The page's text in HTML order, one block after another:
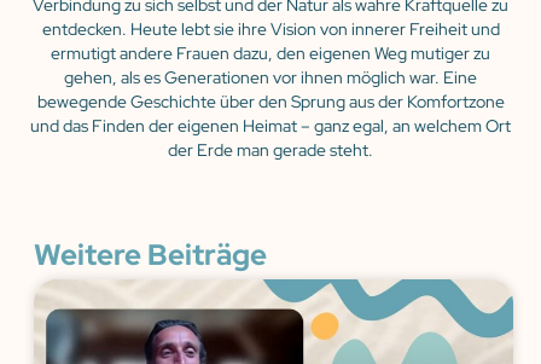
Verbindung zu sich selbst und der Natur als wahre Kraftquelle zu
entdecken. Heute lebt sie ihre Vision von innerer Freiheit und
ermutigt andere Frauen dazu, den eigenen Weg mutiger zu
gehen, als es Generationen vor ihnen möglich war. Eine
bewegende Geschichte über den Sprung aus der Komfortzone
und das Finden der eigenen Heimat – ganz egal, an welchem Ort
der Erde man gerade steht.
Weitere Beiträge